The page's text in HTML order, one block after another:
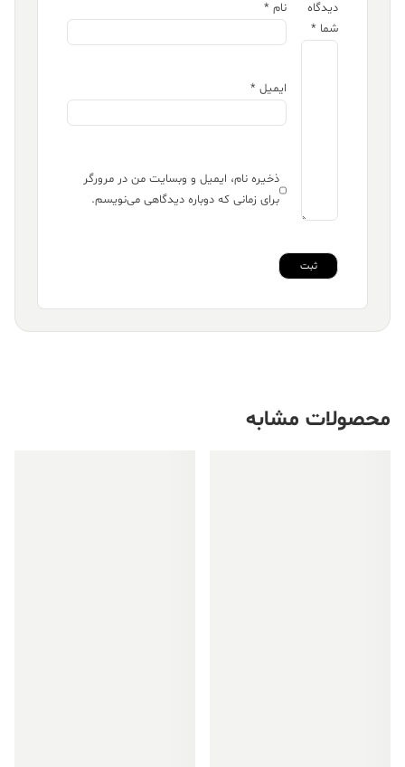
دیدگاه
شما *
نام *
ایمیل *
ذخیره نام، ایمیل و وبسایت من در مرورگر
برای زمانی که دوباره دیدگاهی می‌نویسم.
محصولات مشابه